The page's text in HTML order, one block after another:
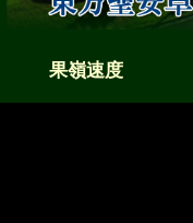
果嶺速度